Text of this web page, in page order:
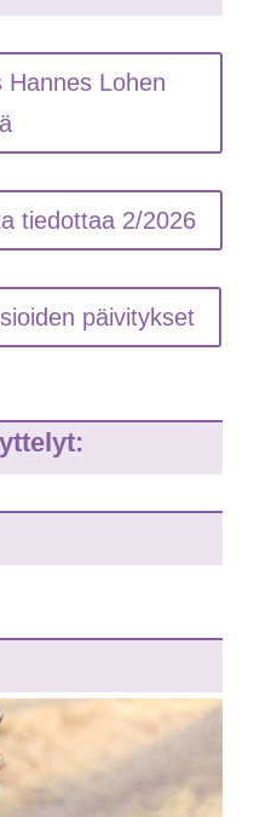
Hannes Lohen
tiedottaa 2/2026
päivitykset